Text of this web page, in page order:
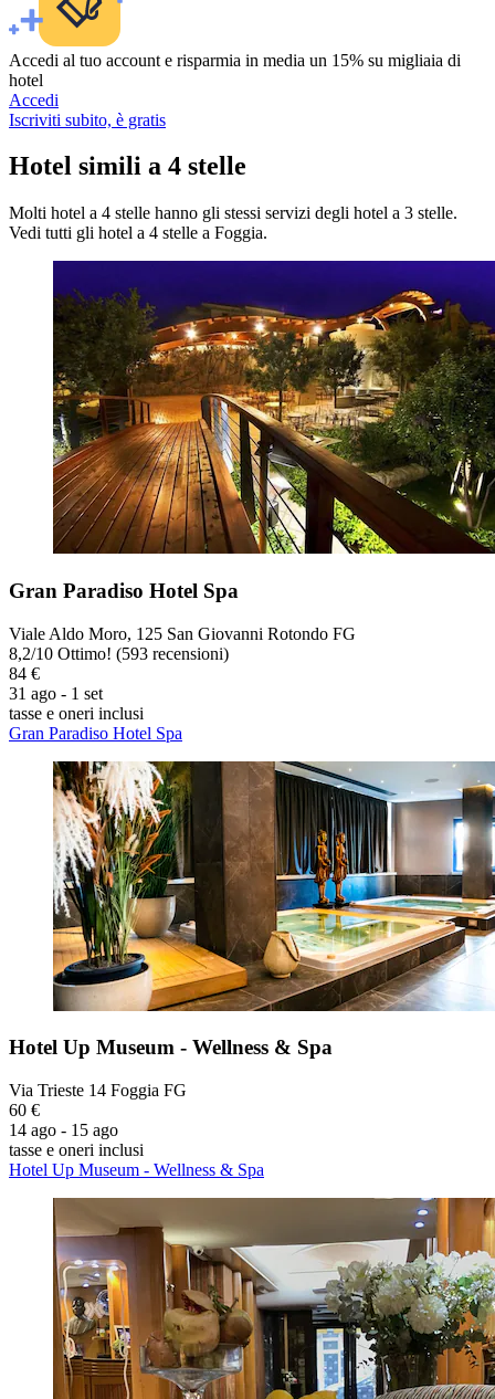
Accedi al tuo account e risparmia in media un 15% su migliaia di
hotel
Accedi
Iscriviti subito, è gratis
Hotel simili a 4 stelle
Molti hotel a 4 stelle hanno gli stessi servizi degli hotel a 3 stelle.
Vedi tutti gli hotel a 4 stelle a Foggia.
Gran Paradiso Hotel Spa
Viale Aldo Moro, 125 San Giovanni Rotondo FG
8,2/10 Ottimo! (593 recensioni)
84 €
31 ago - 1 set
tasse e oneri inclusi
Gran Paradiso Hotel Spa
Hotel Up Museum - Wellness & Spa
Via Trieste 14 Foggia FG
60 €
14 ago - 15 ago
tasse e oneri inclusi
Hotel Up Museum - Wellness & Spa